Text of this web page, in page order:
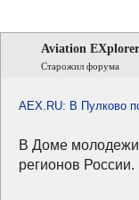
Aviation EXplorer
Старожил форума
AEX.RU: В Пулково
В Доме молодежи
регионов России.